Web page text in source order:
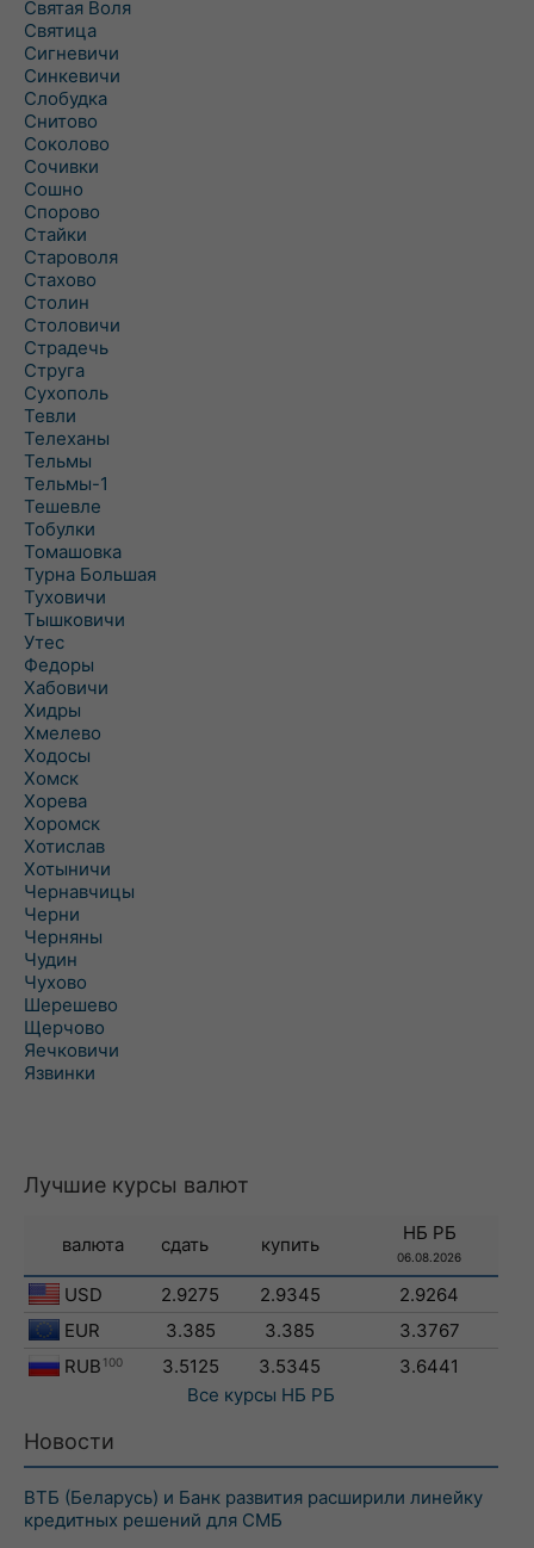
Святая Воля
Святица
Сигневичи
Синкевичи
Слобудка
Снитово
Соколово
Сочивки
Сошно
Спорово
Стайки
Староволя
Стахово
Столин
Столовичи
Страдечь
Струга
Сухополь
Тевли
Телеханы
Тельмы
Тельмы-1
Тешевле
Тобулки
Томашовка
Турна Большая
Туховичи
Тышковичи
Утес
Федоры
Хабовичи
Хидры
Хмелево
Ходосы
Хомск
Хорева
Хоромск
Хотислав
Хотыничи
Чернавчицы
Черни
Черняны
Чудин
Чухово
Шерешево
Щерчово
Яечковичи
Язвинки
Лучшие курсы валют
валюта сдать купить
НБ РБ
06.08.2026
USD 2.9275 2.9345
2.9264
EUR
3.385 3.385
3.3767
RUB 100 3.5125 3.5345
3.6441
Все курсы НБ РБ
Новости
ВТБ (Беларусь) и Банк развития расширили линейку
кредитных решений для СМБ